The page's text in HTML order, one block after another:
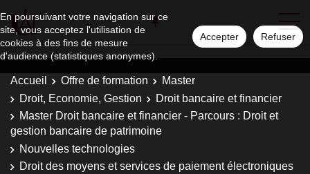
En poursuivant votre navigation sur ce
site, vous acceptez l'utilisation de
cookies à des fins de mesure
d'audience (statistiques anonymes).
Accepter Refuser
Accueil Offre de formation
Master
Droit, Economie, Gestion
Droit bancaire et financier
Master Droit bancaire et financier - Parcours : Droit et
gestion bancaire de patrimoine
Nouvelles technologies
Droit des moyens et services de paiement électroniques